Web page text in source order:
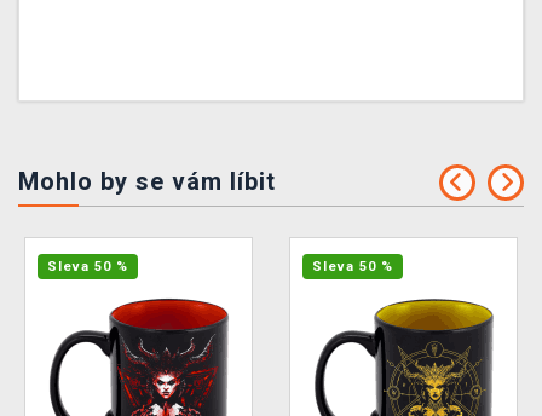
Mohlo by se vám líbit
Sleva 50 % Sleva 50 %